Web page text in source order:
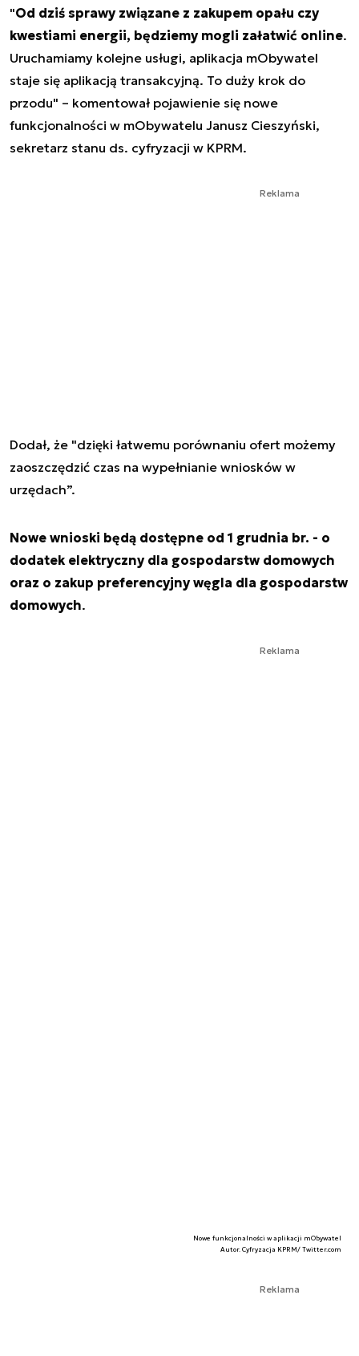
"Od dziś sprawy związane z zakupem opału czy
kwestiami energii, będziemy mogli załatwić online.
Uruchamiamy kolejne usługi, aplikacja mObywatel
staje się aplikacją transakcyjną. To duży krok do
przodu" – komentował pojawienie się nowe
funkcjonalności w mObywatelu Janusz Cieszyński,
sekretarz stanu ds. cyfryzacji w KPRM.
Reklama
Dodał, że "dzięki łatwemu porównaniu ofert możemy
zaoszczędzić czas na wypełnianie wniosków w
urzędach”.
Nowe wnioski będą dostępne od 1 grudnia br. - o
dodatek elektryczny dla gospodarstw domowych
oraz o zakup preferencyjny węgla dla gospodarstw
domowych.
Reklama
Nowe funkcjonalności w aplikacji mObywatel
Autor. Cyfryzacja KPRM/ Twitter.com
Reklama